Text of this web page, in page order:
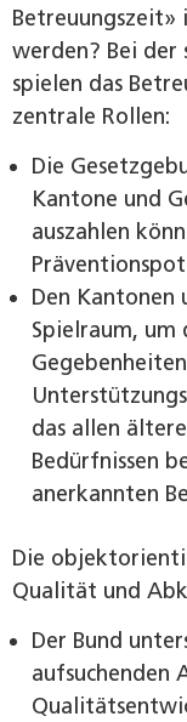
Betreuungszeit»
werden? Bei
spielen das
zentrale Rollen:
Die
Kantone und
auszahlen
Den Kantonen
Spielraum, um
das allen
Bedürfnissen
anerkannten
Die
Qualität und
Der Bund
aufsuchenden